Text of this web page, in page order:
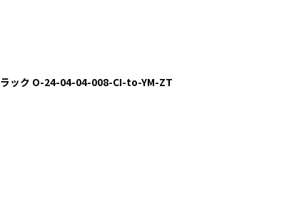
ラック O-24-04-04-008-CI-to-YM-ZT